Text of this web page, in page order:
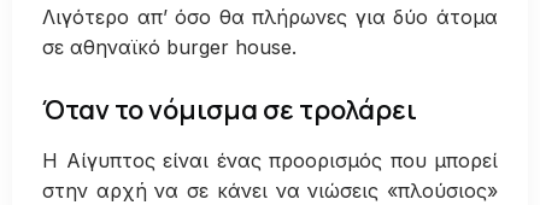
Λιγότερο απ’ όσο θα πλήρωνες για δύο άτομα
σε αθηναϊκό burger house.
Όταν το νόμισμα σε τρολάρει
Η Αίγυπτος είναι ένας προορισμός που μπορεί
στην αρχή να σε κάνει να νιώσεις «πλούσιος»